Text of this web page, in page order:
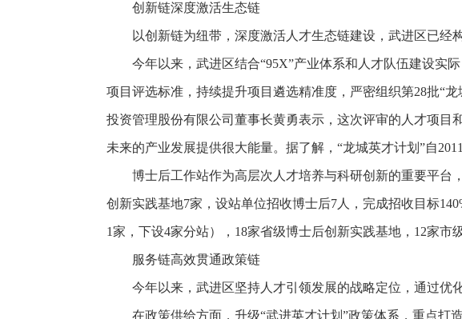
创新链深度激活生态链
以创新链为纽带，深度激活人才生态链建设，武进区已经
今年以来，武进区结合“95X”产业体系和人才队伍建设实
项目评选标准，持续提升项目遴选精准度，严密组织第28批“
投资管理股份有限公司董事长黄勇表示，这次评审的人才项
未来的产业发展提供很大能量。据了解，“龙城英才计划”自
博士后工作站作为高层次人才培养与科研创新的重要平
创新实践基地7家，设站单位招收博士后7人，完成招收目标
1家，下设4家分站），18家省级博士后创新实践基地，12家市
服务链高效贯通政策链
今年以来，武进区坚持人才引领发展的战略定位，通过优
在政策供给方面，升级“武进英才计划”政策体系，重点打